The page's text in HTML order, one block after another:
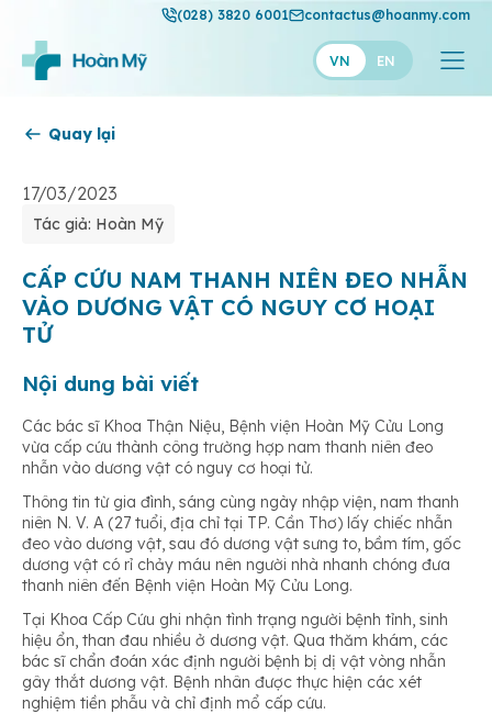
(028) 3820 6001 contactus@hoanmy.com
VN EN
Thuận Mỹ
Quay lại
17/03/2023
Tác giả: Hoàn Mỹ
CẤP CỨU NAM THANH NIÊN ĐEO NHẪN
VÀO DƯƠNG VẬT CÓ NGUY CƠ HOẠI
TỬ
Nội dung bài viết
Các bác sĩ Khoa Thận Niệu, Bệnh viện Hoàn Mỹ Cửu Long
vừa cấp cứu thành công trường hợp nam thanh niên đeo
nhẫn vào dương vật có nguy cơ hoại tử.
Thông tin từ gia đình, sáng cùng ngày nhập viện, nam thanh
niên N. V. A (27 tuổi, địa chỉ tại TP. Cần Thơ) lấy chiếc nhẫn
đeo vào dương vật, sau đó dương vật sưng to, bầm tím, gốc
dương vật có rỉ chảy máu nên người nhà nhanh chóng đưa
thanh niên đến Bệnh viện Hoàn Mỹ Cửu Long.
Tại Khoa Cấp Cứu ghi nhận tình trạng người bệnh tỉnh, sinh
hiệu ổn, than đau nhiều ở dương vật. Qua thăm khám, các
bác sĩ chẩn đoán xác định người bệnh bị dị vật vòng nhẫn
gây thắt dương vật. Bệnh nhân được thực hiện các xét
nghiệm tiền phẫu và chỉ định mổ cấp cứu.